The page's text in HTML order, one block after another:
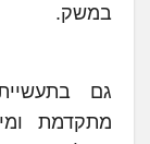
במשק.
גם
מתקדמת